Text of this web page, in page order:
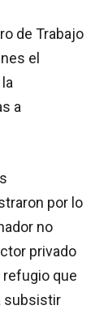
de Trabajo
el
a
por lo
no
privado
refugio que
subsistir